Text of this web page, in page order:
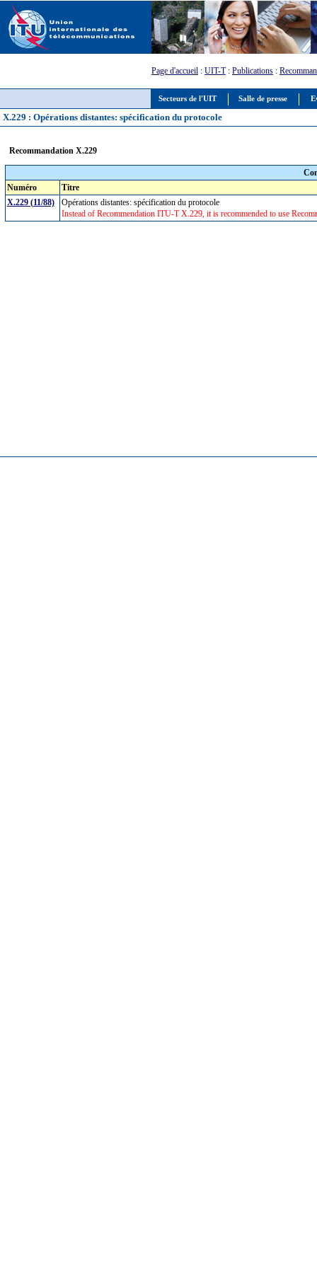
Secteurs de l'UIT Salle de presse
Page d'accueil : UIT-T: Publications :
X.229 : Opérations distantes: spécification du protocole
Recommandation X.229
Numéro
Titre
X.229 (11/88)
Opérations distantes: spécification du protocole
Instead of Recommendation ITU-T X.229, it is recommended to use